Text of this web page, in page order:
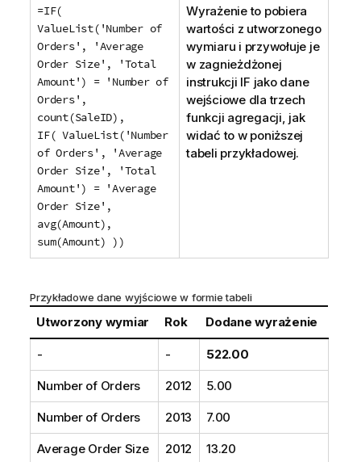
=IF(
ValueList('Number of
Orders', 'Average
Order Size', 'Total
Amount') = 'Number of
Orders',
count(SaleID),
IF( ValueList('Number
of Orders', 'Average
Order Size', 'Total
Amount') = 'Average
Order Size',
avg(Amount),
sum(Amount) ))
Wyrażenie to pobiera
wartości z utworzonego
wymiaru i przywołuje je
w zagnieżdżonej
instrukcji IF jako dane
wejściowe dla trzech
funkcji agregacji, jak
widać to w poniższej
tabeli przykładowej.
Przykładowe dane wyjściowe w formie tabeli
Utworzony wymiar Rok Dodane wyrażenie
- - 522.00
Number of Orders 2012 5.00
Number of Orders 2013 7.00
Average Order Size 2012 13.20